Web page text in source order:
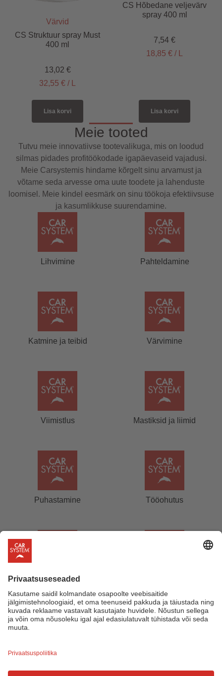
Värvid
CS Struktuur spray Must
400 ml
13,02 €
32,55 € /
Lisa korvi
CS Hõbedane veljevärv
spray 400 ml
7,54 €
18,85 € /
Lisa korvi
Meie tooted
Tutvu meie innovatiivse tootevalikuga, mis on loodud
silmas pidades profitöökodade igapäevaseid vajadusi.
Meie Carsystemis hindame kõrgelt sinu arvamust ja
võtame seda arvesse oma uute toodete ja lahenduste
loomisel. Meie kindel eesmärk on sinu töökoja efektiivsuse
ja kasumlikkuse suurendamine.
Lihvimine Pahteldamine
Katmine ja teibid Värvimine
Viimistlus Mastiksid ja liimid
Puhastamine Tööohutus
Tööriistad
Härgmäe 22, 13525 Tallinn
+372 5309 0399
info@carsystem.ee
Tooted
Meist